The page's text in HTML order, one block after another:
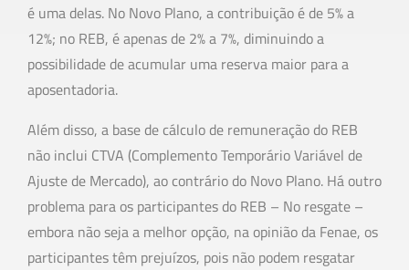
é uma delas. No Novo Plano, a contribuição é de 5% a
12%; no REB, é apenas de 2% a 7%, diminuindo a
possibilidade de acumular uma reserva maior para a
aposentadoria.
Além disso, a base de cálculo de remuneração do REB
não inclui CTVA (Complemento Temporário Variável de
Ajuste de Mercado), ao contrário do Novo Plano. Há outro
problema para os participantes do REB – No resgate –
embora não seja a melhor opção, na opinião da Fenae, os
participantes têm prejuízos, pois não podem resgatar